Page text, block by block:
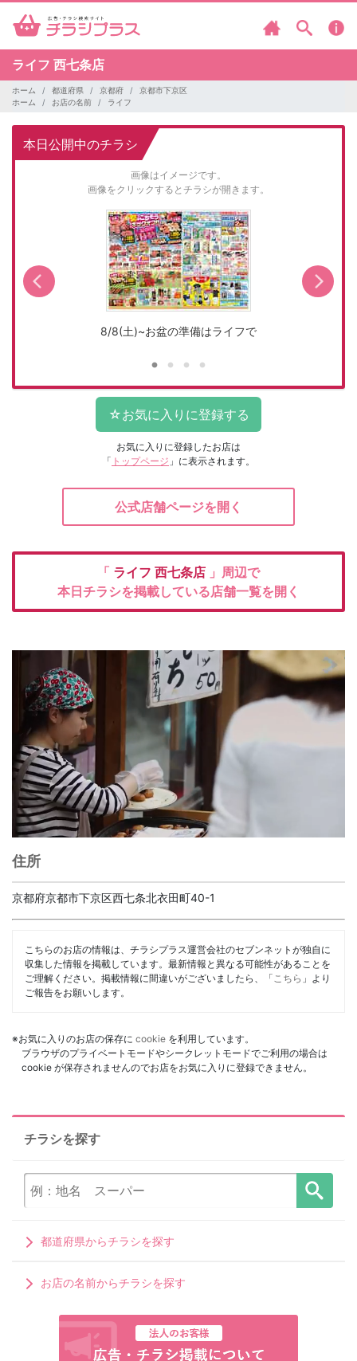
ライフ 西七条店
ホーム 都道府県 京都府
京都市下京区
ホーム
お店の名前 ライフ
本日公開中のチラシ
画像はイメージです。
画像をクリックするとチラシが開きます。
8/8(土)~お盆の準備はライフで
お気に入りに登録したお店は
「 トップページ 」に表示されます。
公式店舗ページを開く
「 ライフ 西七条店 」周辺で
本日チラシを掲載している店舗一覧を開く
住所
京都府京都市下京区西七条北衣田町40-1
こちらのお店の情報は、チラシプラス運営会社のセブンネットが独自に
収集した情報を掲載しています。最新情報と異なる可能性があることを
ご理解ください。掲載情報に間違いがございましたら、「 こちら 」より
ご報告をお願いします。
※お気に入りのお店の保存に cookie を利用しています。
ブラウザのプライベートモードやシークレットモードでご利用の場合は
cookie が保存されませんのでお店をお気に入りに登録できません。
チラシを探す
都道府県からチラシを探す
お店の名前からチラシを探す